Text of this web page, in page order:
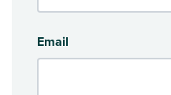
Email